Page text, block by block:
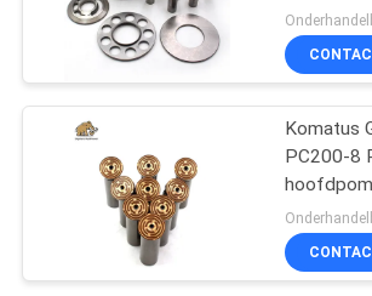
Komatus
PC200-8